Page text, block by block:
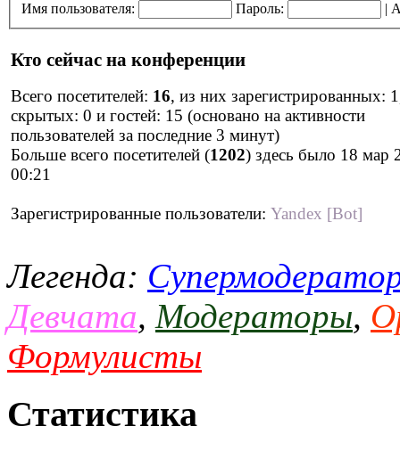
Имя пользователя: Пароль: |
Кто сейчас на конференции
Всего посетителей: 16, из них зарегистрированных:
скрытых: 0 и гостей: 15 (основано на активности
пользователей за последние 3 минут)
Больше всего посетителей (1202) здесь было 18 мар
00:21
Зарегистрированные пользователи: Yandex [Bot]
Легенда:
Девчата, Модераторы,
Формулисты
Статистика